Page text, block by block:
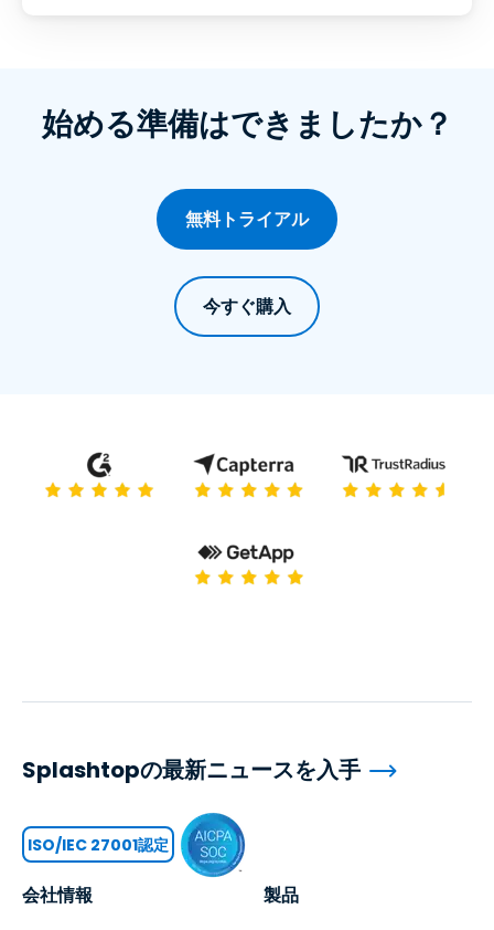
始める準備はできましたか？
無料トライアル
今すぐ購入
会社情報 製品
Splashtopの最新ニュースを入手
ISO/IEC 27001認定